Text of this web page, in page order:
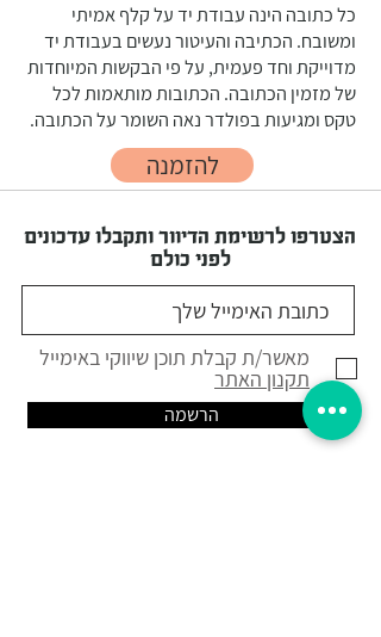
כל כתובה הינה עבודת יד על קלף אמיתי
ומשובח. הכתיבה והעיטור נעשים בעבודת יד
מדוייקת וחד פעמית, על פי הבקשות המיוחדות
של מזמין הכתובה. הכתובות מותאמות לכל
טקס ומגיעות בפולדר נאה השומר על הכתובה.
להזמנה
הצטרפו לרשימת הדיוור ותקבלו עדכונים
לפני כולם
מאשר/ת קבלת תוכן שיווקי באימייל
תקנון האתר
הרשמה